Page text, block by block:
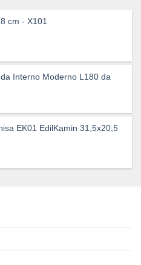
cm - X101
Interno Moderno L180 da
EK01 EdilKamin 31,5x20,5